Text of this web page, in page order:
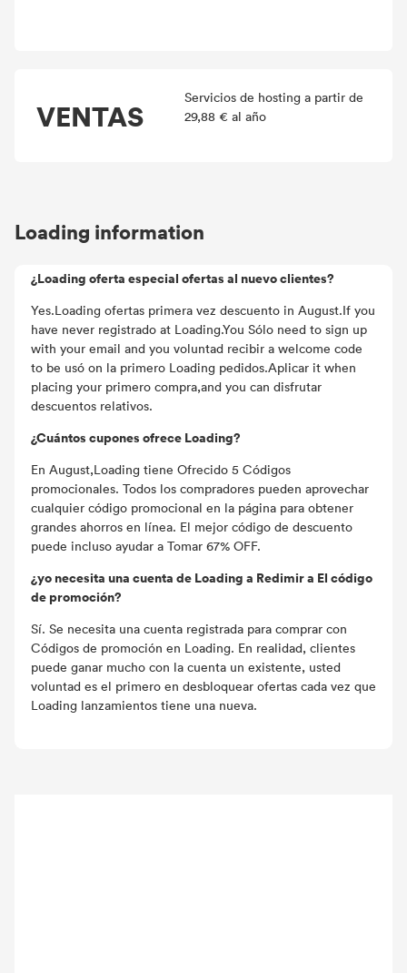
VENTAS
Servicios de hosting a partir de
29,88 € al año
Loading information
¿Loading oferta especial ofertas al nuevo clientes?
Yes.Loading ofertas primera vez descuento in August.If you
have never registrado at Loading.You Sólo need to sign up
with your email and you voluntad recibir a welcome code
to be usó on la primero Loading pedidos.Aplicar it when
placing your primero compra,and you can disfrutar
descuentos relativos.
¿Cuántos cupones ofrece Loading?
En August,Loading tiene Ofrecido 5 Códigos
promocionales. Todos los compradores pueden aprovechar
cualquier código promocional en la página para obtener
grandes ahorros en línea. El mejor código de descuento
puede incluso ayudar a Tomar 67% OFF.
¿yo necesita una cuenta de Loading a Redimir a El código
de promoción?
Sí. Se necesita una cuenta registrada para comprar con
Códigos de promoción en Loading. En realidad, clientes
puede ganar mucho con la cuenta un existente, usted
voluntad es el primero en desbloquear ofertas cada vez que
Loading lanzamientos tiene una nueva.